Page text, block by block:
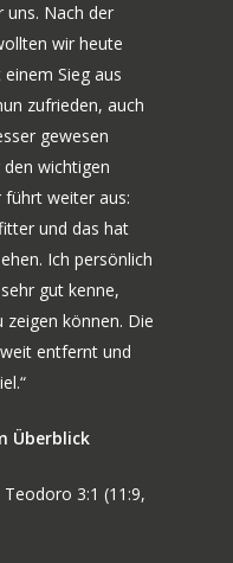
uns. Nach der
wir heute
Sieg aus
zufrieden, auch
gewesen
wichtigen
führt weiter aus:
und das hat
Ich persönlich
gut kenne,
können. Die
entfernt und
Überblick
3:1 (11:9,